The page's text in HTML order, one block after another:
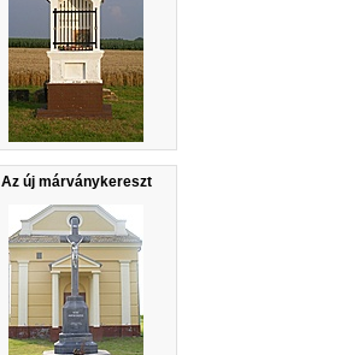
Az új márványkereszt